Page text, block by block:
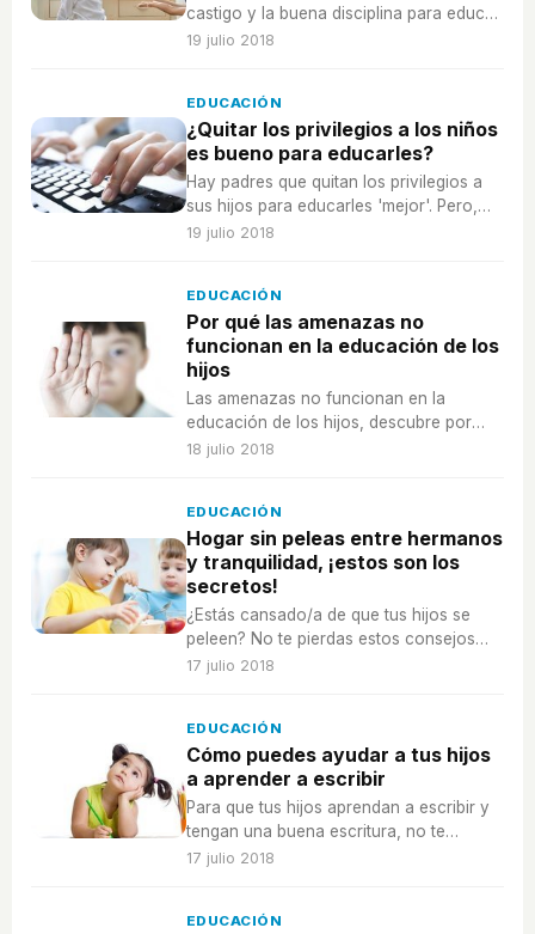
castigo y la buena disciplina para educar
a tus hijos dentro del respeto, la
19 julio 2018
EDUCACIÓN
¿Quitar los privilegios a los niños
es bueno para educarles?
Hay padres que quitan los privilegios a
sus hijos para educarles 'mejor'. Pero,
¿realmente funciona hacer esto? Y si es
19 julio 2018
EDUCACIÓN
Por qué las amenazas no
funcionan en la educación de los
hijos
Las amenazas no funcionan en la
educación de los hijos, descubre por
qué y cuáles son las mejores
18 julio 2018
EDUCACIÓN
Hogar sin peleas entre hermanos
y tranquilidad, ¡estos son los
secretos!
¿Estás cansado/a de que tus hijos se
peleen? No te pierdas estos consejos
para que sean buenos hermanos.
17 julio 2018
EDUCACIÓN
Cómo puedes ayudar a tus hijos
a aprender a escribir
Para que tus hijos aprendan a escribir y
tengan una buena escritura, no te
pierdas estos consejos clave.
17 julio 2018
EDUCACIÓN